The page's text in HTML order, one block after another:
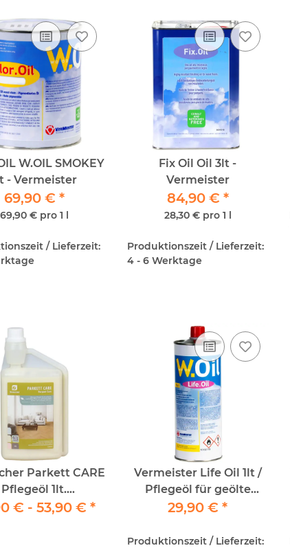
W.OIL SMOKEY
- Vermeister
69,90 € *
69,90 € pro 1 l
/ Lieferzeit:
Fix Oil Oil 3lt -
Vermeister
84,90 € *
28,30 € pro 1 l
Produktionszeit / Lieferzeit:
4 - 6 Werktage
Parkett CARE
Pflegeöl 1lt.
manuell
€ -53,90 €*
Vermeister Life Oil 1lt /
Pflegeöl für geölte
Parkettböden
29,90 €*
Produktionszeit / Lieferzeit: